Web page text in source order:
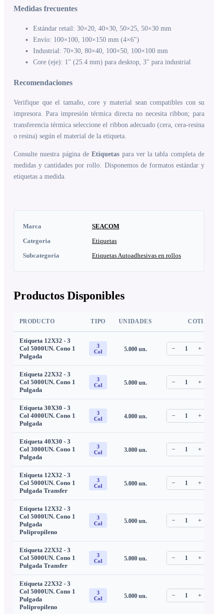
Medidas frecuentes
Estándar retail: 30×20, 40×30, 50×25, 50×30 mm
Envío: 100×100, 100×150 mm (4×6")
Industrial: 70×30, 80×40, 100×50, 100×100 mm
Core (eje): 1" (25.4 mm) para desktop, 3" para industrial
Recomendaciones
Verifique que el tamaño, core y material sean compatibles con su
impresora. Para impresión térmica directa no necesita ribbon; para
transferencia térmica seleccione el ribbon adecuado (cera, cera-resina
o resina) según el material de la etiqueta.
Consulte nuestra página deEtiquetas para ver la tabla completa de
medidas y cantidades por rollo. Disponemos de formatos estándar y
etiquetas a medida.
Marca
SEACOM
Categoria
Etiquetas
Subcategoria
Etiquetas Autoadhesivas en rollos
Productos Disponibles
PRODUCTO TIPO UNIDADES COTIZAR
Etiqueta 12X32 - 3
Col 5000UN. Cono 1
Pulgada
3
Col
5.000un. − 1 +
Etiqueta 22X32 - 3
Col 5000UN. Cono 1
Pulgada
3
Col
5.000un. − 1 +
Etiqueta 30X30 - 3
Col 4000UN. Cono 1
Pulgada
3
Col
4.000un. − 1 +
Etiqueta 40X30 - 3
Col 3000UN. Cono 1
Pulgada
3
Col
3.000un. − 1 +
Etiqueta 12X32 - 3
Col 5000UN. Cono 1
Pulgada Transfer
3
Col
5.000un. − 1 +
Etiqueta 12X32 - 3
Col 5000UN. Cono 1
Pulgada
Polipropileno
3
Col
5.000un. − 1 +
Etiqueta 22X32 - 3
Col 5000UN. Cono 1
Pulgada Transfer
3
Col
5.000un. − 1 +
Etiqueta 22X32 - 3
Col 5000UN. Cono 1
Pulgada
Polipropileno
3
Col
5.000un. − 1 +